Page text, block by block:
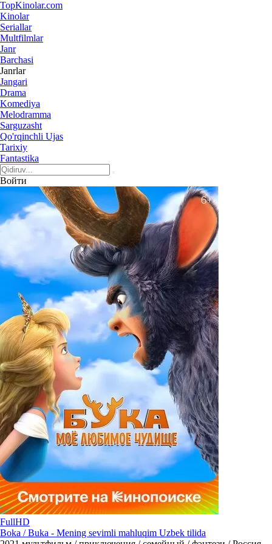
TopKinolar.com
Kinolar
Seriallar
Multfilmlar
Janr
Barchasi
Janrlar
Jangari
Drama
Komediya
Melodramma
Sarguzasht
Qo'rqinchli Ujas
Tarixiy
Fantastika
Войти
FullHD
Boka / Buka - Mening sevimli mahluqim Uzbek tilida